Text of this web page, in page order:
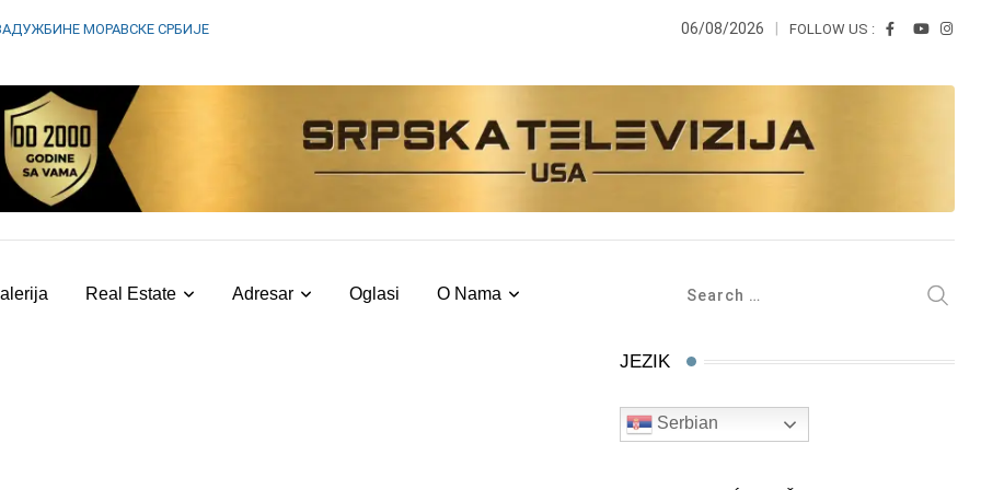
МОРАВСКЕ СРБИЈЕ 06/08/2026 FOLLOW US :
Real Estate Adresar Oglasi O Nama
JEZIK
Serbian